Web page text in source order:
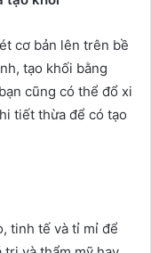
cơ bản lên trên bề
tạo khối bằng
cũng có thể đổ xi
tiết thừa để có tạo
tinh tế và tỉ mỉ để